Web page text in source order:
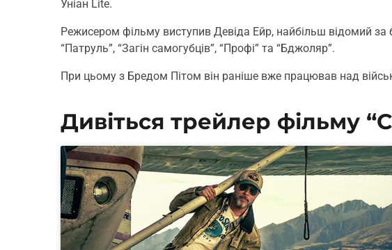
Уніан Lite.
Режисером фільму виступив Девіда Ейр, найбільш відомий за
“Патруль”, “Загін самогубців”, “Профі” та “Бджоляр”.
При цьому з Бредом Пітом він раніше вже працював над
Дивіться трейлер фільму